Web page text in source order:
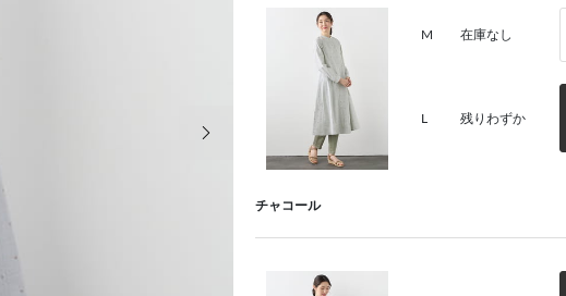
M 在庫なし
L 残りわずか
チャコール